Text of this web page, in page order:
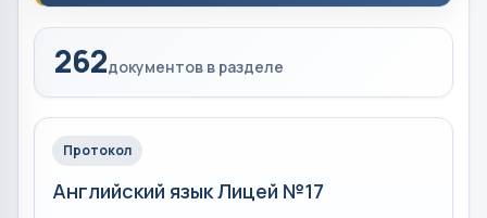
262документов в разделе
Протокол
Английский язык Лицей №17